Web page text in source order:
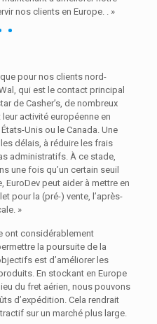
nos clients en Europe. . »
pour nos clients nord-
qui est le contact principal
de Casher’s, de nombreux
activité européenne en
Unis ou le Canada. Une
délais, à réduire les frais
administratifs. À ce stade,
une fois qu’un certain seuil
EuroDev peut aider à mettre en
pour la (pré-) vente, l’après-
»
ont considérablement
la poursuite de la
est d’améliorer les
En stockant en Europe
du fret aérien, nous pouvons
d’expédition. Cela rendrait
sur un marché plus large.